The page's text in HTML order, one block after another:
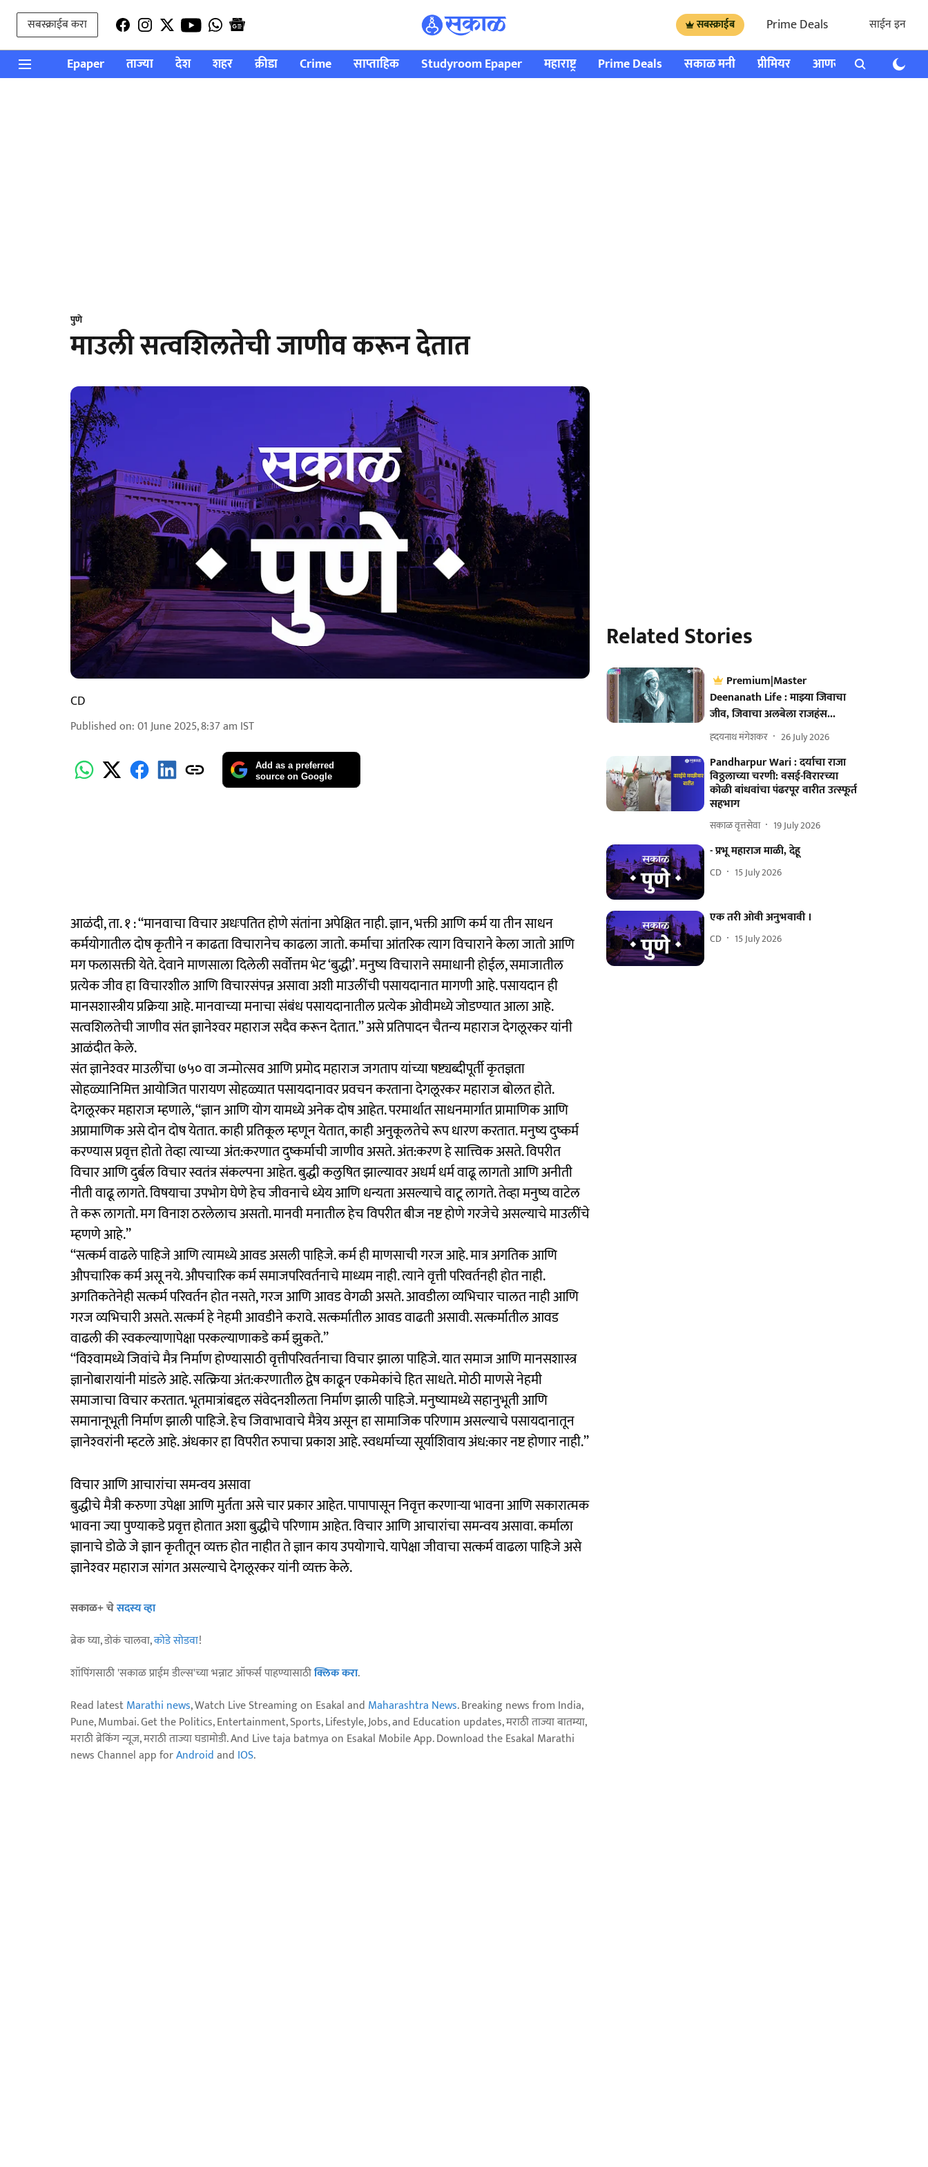
सबस्क्राईब करा सबस्क्राईब Prime Deals साईन इन
Epaper ताज्या देश शहर क्रीडा Crime साप्ताहिक Studyroom Epaper महाराष्ट्र Prime Deals सकाळ मनी प्रीमियर आणखी राशी भविष्य
पुणे
माउली सत्वशिलतेची जाणीव करून देतात
CD
Published on:01 June 2025, 8:37 am IST
Add as a preferred
source on Google
आळंदी, ता. १ : ‘‘मानवाचा विचार अधःपतित होणे संतांना अपेक्षित नाही. ज्ञान, भक्ती आणि कर्म या तीन साधन
कर्मयोगातील दोष कृतीने न काढता विचारानेच काढला जातो. कर्माचा आंतरिक त्याग विचाराने केला जातो आणि
मग फलासक्ती येते. देवाने माणसाला दिलेली सर्वोत्तम भेट ‘बुद्धी’. मनुष्य विचाराने समाधानी होईल, समाजातील
प्रत्येक जीव हा विचारशील आणि विचारसंपन्न असावा अशी माउलींची पसायदानात मागणी आहे. पसायदान ही
मानसशास्त्रीय प्रक्रिया आहे. मानवाच्या मनाचा संबंध पसायदानातील प्रत्येक ओवीमध्ये जोडण्यात आला आहे.
सत्वशिलतेची जाणीव संत ज्ञानेश्‍वर महाराज सदैव करून देतात.’’ असे प्रतिपादन चैतन्य महाराज देगलूरकर यांनी
आळंदीत केले.
संत ज्ञानेश्‍वर माउलींचा ७५० वा जन्मोत्सव आणि प्रमोद महाराज जगताप यांच्या षष्ट्यब्दीपूर्ती कृतज्ञता
सोहळ्यानिमित्त आयोजित पारायण सोहळ्यात पसायदानावर प्रवचन करताना देगलूरकर महाराज बोलत होते.
देगलूरकर महाराज म्हणाले, ‘‘ज्ञान आणि योग यामध्ये अनेक दोष आहेत. परमार्थात साधनमार्गात प्रामाणिक आणि
अप्रामाणिक असे दोन दोष येतात. काही प्रतिकूल म्हणून येतात, काही अनुकूलतेचे रूप धारण करतात. मनुष्य दुष्कर्म
करण्यास प्रवृत्त होतो तेव्हा त्याच्या अंत:करणात दुष्कर्माची जाणीव असते. अंत:करण हे सात्त्विक असते. विपरीत
विचार आणि दुर्बल विचार स्वतंत्र संकल्पना आहेत. बुद्धी कलुषित झाल्यावर अधर्म धर्म वाढू लागतो आणि अनीती
नीती वाढू लागते. विषयाचा उपभोग घेणे हेच जीवनाचे ध्येय आणि धन्यता असल्याचे वाटू लागते. तेव्हा मनुष्य वाटेल
ते करू लागतो. मग विनाश ठरलेलाच असतो. मानवी मनातील हेच विपरीत बीज नष्ट होणे गरजेचे असल्याचे माउलींचे
म्हणणे आहे.’’
‘‘सत्कर्म वाढले पाहिजे आणि त्यामध्ये आवड असली पाहिजे. कर्म ही माणसाची गरज आहे. मात्र अगतिक आणि
औपचारिक कर्म असू नये. औपचारिक कर्म समाजपरिवर्तनाचे माध्यम नाही. त्याने वृत्ती परिवर्तनही होत नाही.
अगतिकतेनेही सत्कर्म परिवर्तन होत नसते, गरज आणि आवड वेगळी असते. आवडीला व्यभिचार चालत नाही आणि
गरज व्यभिचारी असते. सत्कर्म हे नेहमी आवडीने करावे. सत्कर्मातील आवड वाढती असावी. सत्कर्मातील आवड
वाढली की स्वकल्याणापेक्षा परकल्याणाकडे कर्म झुकते.’’
‘‘विश्‍वामध्ये जिवांचे मैत्र निर्माण होण्यासाठी वृत्तीपरिवर्तनाचा विचार झाला पाहिजे. यात समाज आणि मानसशास्त्र
ज्ञानोबारायांनी मांडले आहे. सत्क्रिया अंत:करणातील द्वेष काढून एकमेकांचे हित साधते. मोठी माणसे नेहमी
समाजाचा विचार करतात. भूतमात्रांबद्दल संवेदनशीलता निर्माण झाली पाहिजे. मनुष्यामध्ये सहानुभूती आणि
समानानूभूती निर्माण झाली पाहिजे. हेच जिवाभावाचे मैत्रेय असून हा सामाजिक परिणाम असल्याचे पसायदानातून
ज्ञानेश्‍वरांनी म्हटले आहे. अंधकार हा विपरीत रुपाचा प्रकाश आहे. स्वधर्माच्या सूर्याशिवाय अंध:कार नष्ट होणार नाही.’’
विचार आणि आचारांचा समन्वय असावा
बुद्धीचे मैत्री करुणा उपेक्षा आणि मुर्तता असे चार प्रकार आहेत. पापापासून निवृत्त करणाऱ्या भावना आणि सकारात्मक
भावना ज्या पुण्याकडे प्रवृत्त होतात अशा बुद्धीचे परिणाम आहेत. विचार आणि आचारांचा समन्वय असावा. कर्माला
ज्ञानाचे डोळे जे ज्ञान कृतीतून व्यक्त होत नाहीत ते ज्ञान काय उपयोगाचे. यापेक्षा जीवाचा सत्कर्म वाढला पाहिजे असे
ज्ञानेश्‍वर महाराज सांगत असल्याचे देगलूरकर यांनी व्यक्त केले.
सकाळ+ चेसदस्य व्हा
ब्रेक घ्या, डोकं चालवा,कोडे सोडवा!
शॉपिंगसाठी 'सकाळ प्राईम डील्स'च्या भन्नाट ऑफर्स पाहण्यासाठीक्लिक करा.
Read latestMarathi news, Watch Live Streaming on Esakal and Maharashtra News. Breaking news from India,
Pune, Mumbai. Get the Politics, Entertainment, Sports, Lifestyle, Jobs, and Education updates, मराठी ताज्या बातम्या,
मराठी ब्रेकिंग न्यूज, मराठी ताज्या घडामोडी. And Live taja batmya on Esakal Mobile App. Download the Esakal Marathi
news Channel app forAndroidand IOS.
Related Stories
Premium|Master
Deenanath Life : माझ्या जिवाचा
जीव, जिवाचा अलबेला राजहंस...
ह्दयनाथ मंगेशकर 26 July 2026
Pandharpur Wari : दर्याचा राजा
विठ्ठलाच्या चरणी: वसई-विरारच्या
कोळी बांधवांचा पंढरपूर वारीत उत्स्फूर्त
सहभाग
सकाळ वृत्तसेवा 19 July 2026
- प्रभू महाराज माळी, देहू
CD 15 July 2026
एक तरी ओवी अनुभवावी ।
CD 15 July 2026